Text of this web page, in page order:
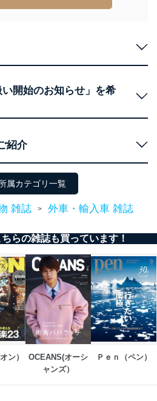
す。
サービス
伸一郎
営管理グループディレクター 前
個人情報の利用目的は次のとお
利用目的
購入商品の配送のため
商品代金回収のため
ス、キャンペーン等の広告の案内
個人が特定できない形で取得した
閲覧履歴や購買履歴等の情報を分
析して、趣味・嗜好に
応じた新商品・サービスに関する
広告のため
お問い合わせ対応、トラブル対
処、オペレーター教育など応対品
質向上のため
カスタマーQ＆Aサイトの投稿内容
の確認のため
い開始のお知らせ」を希
紹介
属カテゴリ一覧
雑誌 > 外車・輸入車 雑誌
らの雑誌も買っています！
ン）
OCEANS(オーシ
ャンズ）
Ｐｅｎ（ペン）